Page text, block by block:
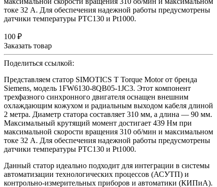
токе 32 А. Для обеспечения надежной работы предусмотрены
датчики температуры PTC130 и Pt1000.
100 ₽
Заказать товар
Поделиться ссылкой:
Представляем статор SIMOTICS T Torque Motor от бренда
Siemens, модель 1FW6130-8QB05-1JC3. Этот компонент
трехфазного синхронного двигателя оснащен внешним
охлаждающим кожухом и радиальным выходом кабеля длиной
2 метра. Диаметр статора составляет 310 мм, а длина — 90 мм.
Максимальный крутящий момент достигает 439 Нм при
максимальной скорости вращения 310 об/мин и максимальном
токе 32 А. Для обеспечения надежной работы предусмотрены
датчики температуры PTC130 и Pt1000.
Данный статор идеально подходит для интеграции в системы
автоматизации технологических процессов (АСУТП) и
контрольно-измерительных приборов и автоматики (КИПиА).